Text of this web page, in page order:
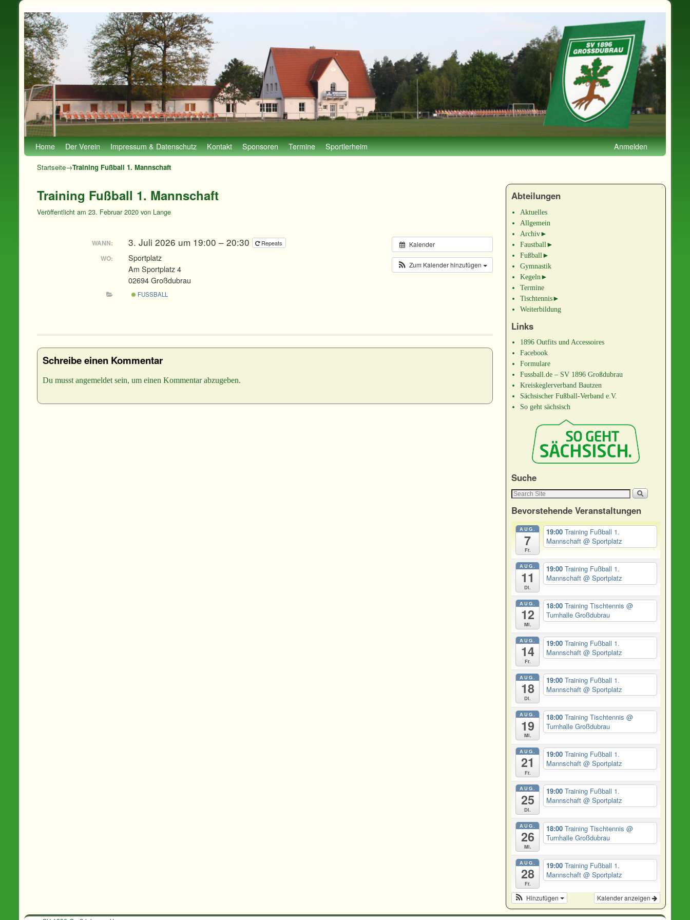
Home Der Verein Impressum & Datenschutz Kontakt Sponsoren Termine Sportlerheim Anmelden
Startseite→Training Fußball 1. Mannschaft
Training Fußball 1. Mannschaft
Veröffentlicht am 23. Februar 2020 von Lange
Kalender
Zum Kalender hinzufügen
WANN: 3. Juli 2026 um 19:00 – 20:30 Repeats
WO:
Sportplatz
Am Sportplatz 4
02694 Großdubrau
FUSSBALL
Schreibe einen Kommentar
Du musst angemeldet sein, um einen Kommentar abzugeben.
Abteilungen
Aktuelles
Allgemein
Archiv►
Faustball►
Fußball►
Gymnastik
Kegeln►
Termine
Tischtennis►
Weiterbildung
Links
1896 Outfits und Accessoires
Facebook
Formulare
Fussball.de – SV 1896 Großdubrau
Kreiskeglerverband Bautzen
Sächsischer Fußball-Verband e.V.
So geht sächsisch
Suche
Bevorstehende Veranstaltungen
AUG.
7
Fr.
19:00Training Fußball 1.
Mannschaft@ Sportplatz
AUG.
11
Di.
19:00Training Fußball 1.
Mannschaft@ Sportplatz
AUG.
12
Mi.
18:00Training Tischtennis@
Turnhalle Großdubrau
AUG.
14
Fr.
19:00Training Fußball 1.
Mannschaft@ Sportplatz
AUG.
18
Di.
19:00Training Fußball 1.
Mannschaft@ Sportplatz
AUG.
19
Mi.
18:00Training Tischtennis@
Turnhalle Großdubrau
AUG.
21
Fr.
19:00Training Fußball 1.
Mannschaft@ Sportplatz
AUG.
25
Di.
19:00Training Fußball 1.
Mannschaft@ Sportplatz
AUG.
26
Mi.
18:00Training Tischtennis@
Turnhalle Großdubrau
AUG.
28
Fr.
19:00Training Fußball 1.
Mannschaft@ Sportplatz
Kalender anzeigen
Hinzufügen